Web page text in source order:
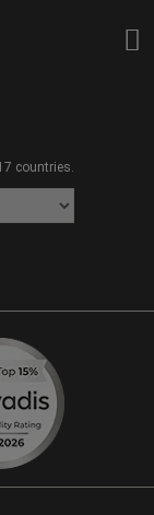
countries.